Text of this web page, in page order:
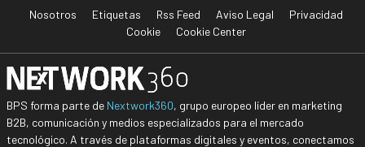
Nosotros Etiquetas Rss Feed Aviso Legal
Privacidad
Cookie
Cookie Center
BPS forma parte de Nextwork360, grupo europeo líder en marketing
B2B, comunicación y medios especializados para el mercado
tecnológico. A través de plataformas digitales y eventos, conectamos